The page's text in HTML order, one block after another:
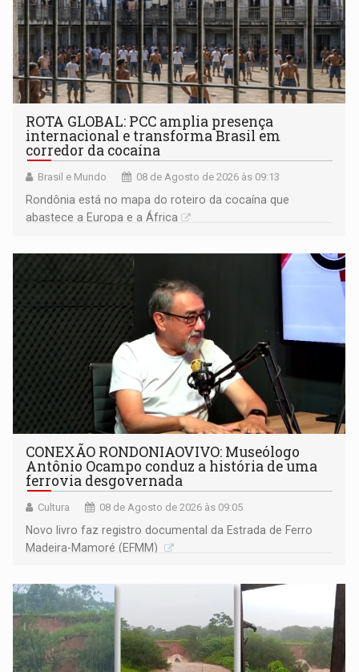
ROTA GLOBAL: PCC amplia presença
internacional e transforma Brasil em
corredor da cocaína
Brasil e Mundo 08 de Agosto de 2026 às 09:13
Rondônia está no mapa do roteiro da cocaína que
abastece a Europa e a África
CONEXÃO RONDONIAOVIVO: Museólogo
Antônio Ocampo conduz a história de uma
ferrovia desgovernada
Cultura 08 de Agosto de 2026 às 09:05
Novo livro faz registro documental da Estrada de Ferro
Madeira-Mamoré (EFMM)